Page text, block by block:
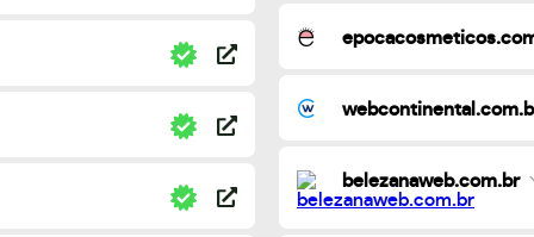
belezanaweb.com.br